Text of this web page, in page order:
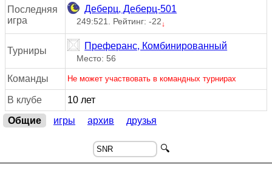
Последняя
игра
Деберц, Деберц-501
249:521. Рейтинг: -22↓
Турниры Преферанс, Комбинированный
Место: 56
Команды Не может участвовать в командных турнирах
В клубе
10 лет
Общие
игры архив друзья
🔍